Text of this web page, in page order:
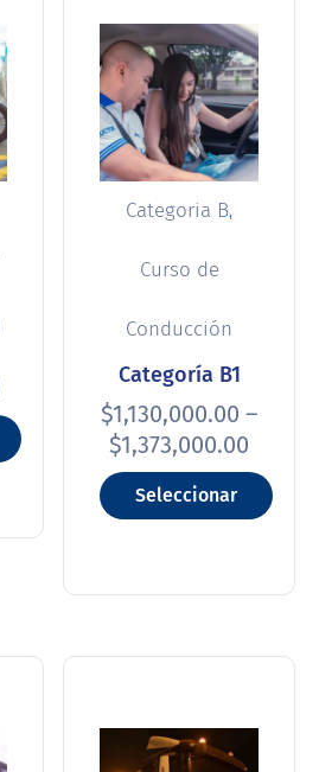
Categoria B,
Curso de
Conducción
Categoría B1
$1,130,000.00 –
$1,373,000.00
Seleccionar